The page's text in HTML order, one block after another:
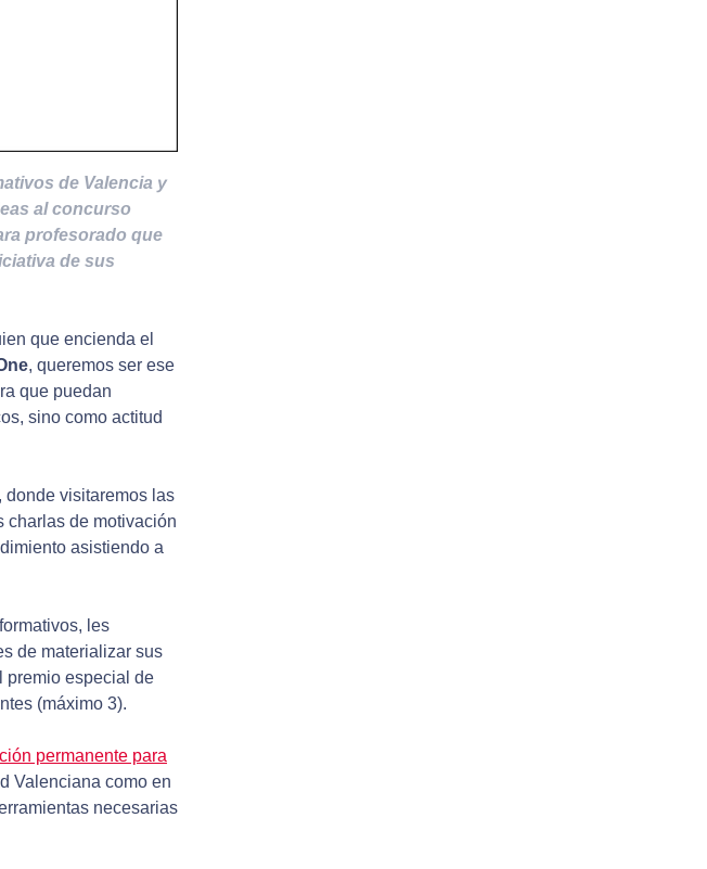
de Valencia y
al concurso
profesorado que
de sus
que encienda el
, queremos ser ese
que puedan
sino como actitud
donde visitaremos las
charlas de motivación
asistiendo a
les
de materializar sus
premio especial de
(máximo 3).
permanente para
Valenciana como en
necesarias